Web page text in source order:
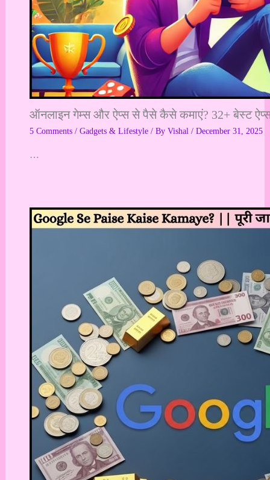
ऑनलाइन गेम्स और ऐप्स से पैसे कैसे कमाएं? 32+ बेस्ट
5 Comments / Gadgets & Lifestyle/ By Vishal / December 31, 2025
…